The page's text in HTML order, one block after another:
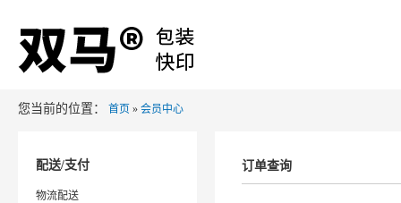
您当前的位置： 首页 » 会员中心
配送/支付
物流配送
订单查询